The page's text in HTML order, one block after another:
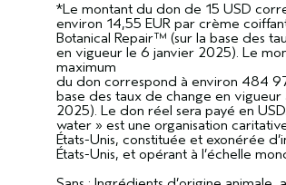
*Le montant du don de 15 USD
environ 14,55 EUR par crème
Botanical Repair™ (sur la base des
en vigueur le 6 janvier 2025). Le
maximum
du don correspond à environ 484
base des taux de change en vigueur
2025). Le don réel sera payé en
water » est une organisation
États-Unis, constituée et exonérée
États-Unis, et opérant à l’échelle